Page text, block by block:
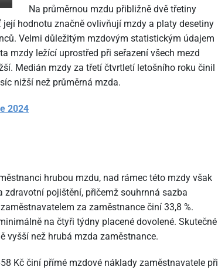
Na průměrnou mzdu přibližně dvě třetiny
hodnotu značně ovlivňují mzdy a platy desetiny
Velmi důležitým mzdovým statistickým údajem
mzdy ležící uprostřed při seřazení všech mezd
Medián mzdy za třetí čtvrtletí letošního roku činil
nižší než průměrná mzda.
2024
hrubou mzdu, nad rámec této mzdy však
pojištění, přičemž souhrnná sazba
za zaměstnance činí 33,8 %.
na čtyři týdny placené dovolené. Skutečné
vyšší než hrubá mzda zaměstnance.
Kč činí přímé mzdové náklady zaměstnavatele při